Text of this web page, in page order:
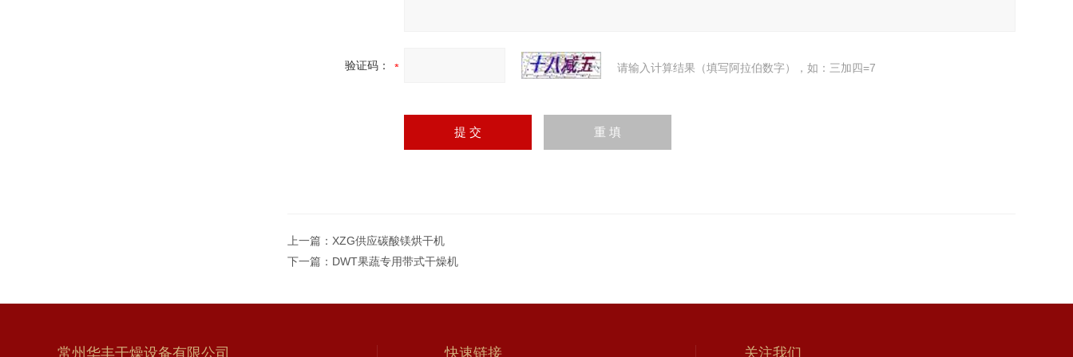
验证码： 请输入计算结果（填写阿拉伯数字），如：三加四=7
上一篇： XZG供应碳酸镁烘干机
下一篇： DWT果蔬专用带式干燥机
常州华丰干燥设备有限公司 快速链接 关注我们